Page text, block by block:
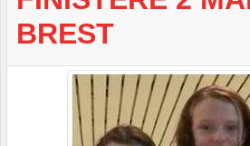
BREST